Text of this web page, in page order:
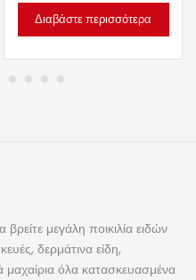
Διαβάστε περισσότερα
μεγάλη ποικιλία ειδών
δερμάτινα είδη,
μαχαίρια όλα κατασκευασμένα